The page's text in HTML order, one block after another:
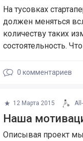
​На тусовках
должен меняться
количеству таких
состоятельность.
0 комментариев
12 Марта 2015
Наша
Описывая проект